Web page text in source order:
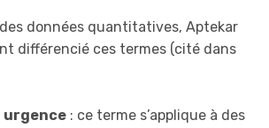
données quantitatives, Aptekar
différencié ces termes (cité dans
urgence: ce terme s’applique à des